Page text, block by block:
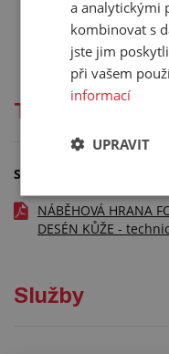
Technická
Soubory ke stažení
NÁBĚHOVÁ HRANA
DESÉN KŮŽE -
Služby
a analytickými
kombinovat s
jste jim
při vašem
informací
UPRAVIT